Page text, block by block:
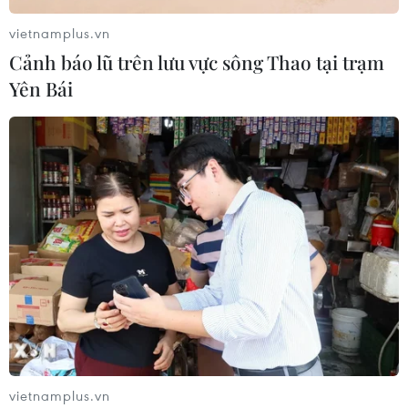
Ớt nhập khẩu từ Mexico khiến hàng
trăm người tiêu dùng Mỹ nhiễm
khuẩn Salmonella
07/08/2026 00:43
Bánh xèo tôm nhảy - món ăn phải
thử khi đến Quy Nhơn
07/08/2026 00:00
Chưa có bằng chứng truyền máu trẻ
giúp chống lão hóa
06/08/2026 23:16
vietnamplus.vn
Cảnh báo lũ trên lưu vực sông Thao tại trạm
Yên Bái
vietnamplus.vn